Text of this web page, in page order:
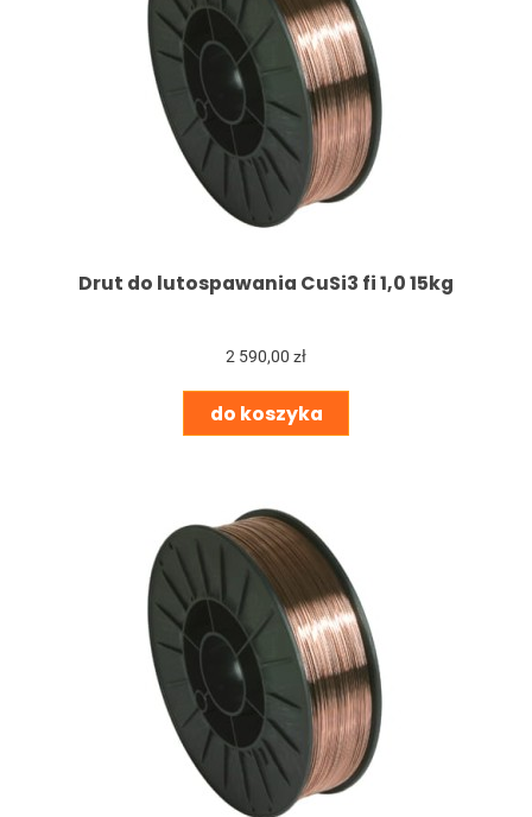
Drut do lutospawania CuSi3 fi 1,0 15kg
2 590,00 zł
do koszyka